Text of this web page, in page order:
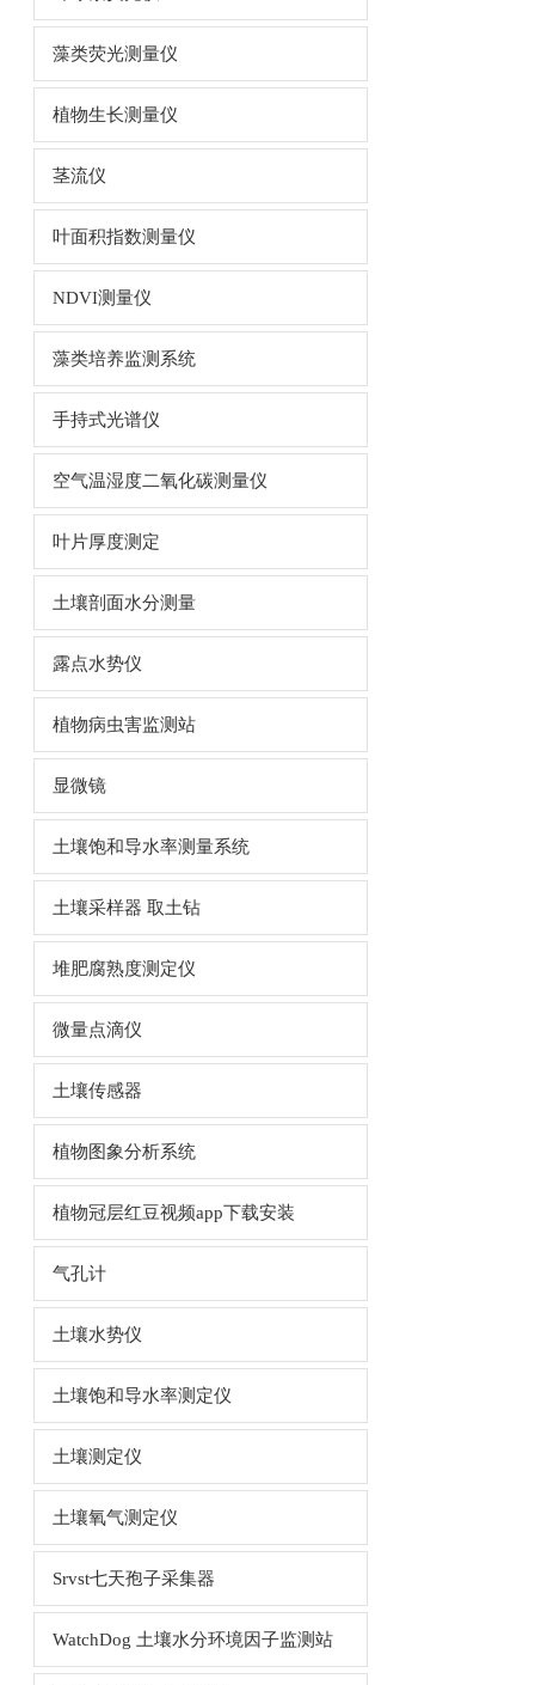
藻类荧光测量仪
植物生长测量仪
茎流仪
叶面积指数测量仪
NDVI测量仪
藻类培养监测系统
手持式光谱仪
空气温湿度二氧化碳测量仪
叶片厚度测定
土壤剖面水分测量
露点水势仪
植物病虫害监测站
显微镜
土壤饱和导水率测量系统
土壤采样器 取土钻
堆肥腐熟度测定仪
微量点滴仪
土壤传感器
植物图象分析系统
植物冠层红豆视频app下载安装
气孔计
土壤水势仪
土壤饱和导水率测定仪
土壤测定仪
土壤氧气测定仪
Srvst七天孢子采集器
WatchDog 土壤水分环境因子监测站